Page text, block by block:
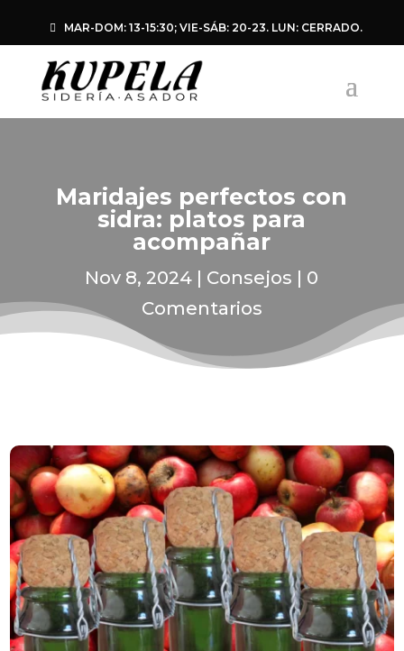
MAR-DOM: 13-15:30; VIE-SÁB: 20-23. LUN: CERRADO.
Maridajes perfectos con
sidra: platos para
acompañar
Nov 8, 2024 Consejos
0
Comentarios